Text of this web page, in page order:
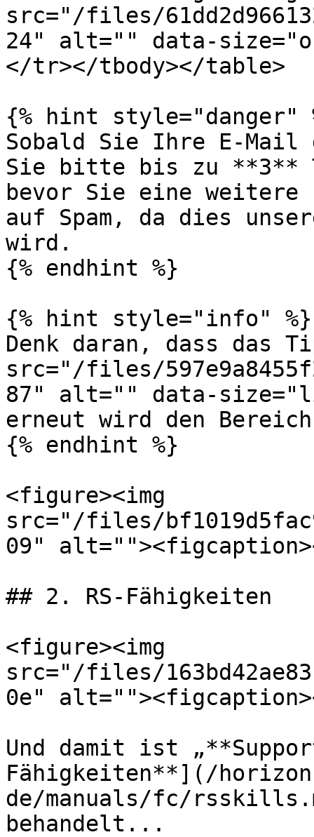
src="/files/
24" alt="" data-
</tr></tbody></table>
{% hint style="danger"
Sobald Sie Ihre E-Mail
Sie bitte bis zu **3**
bevor Sie eine weitere
auf Spam, da dies
wird.
{% endhint %}
{% hint style="info" %}
Denk daran, dass das
src="/files/
87" alt="" data-
erneut wird den
{% endhint %}
<figure><img
src="/files/
09"
## 2. RS-Fähigkeiten
<figure><img
src="/files/
0e"
Und damit ist
Fähigkeiten**](/
de/manuals/fc/
behandelt...